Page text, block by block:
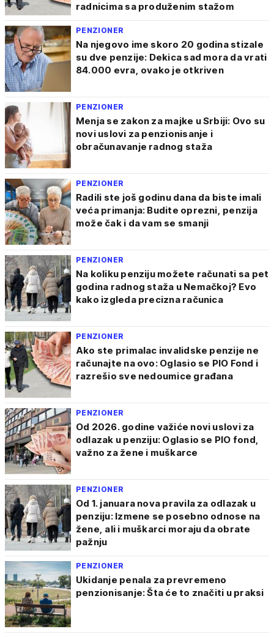
radnicima sa produženim stažom
PENZIONER
Na njegovo ime skoro 20 godina stizale
su dve penzije: Dekica sad mora da vrati
84.000 evra, ovako je otkriven
PENZIONER
Menja se zakon za majke u Srbiji: Ovo su
novi uslovi za penzionisanje i
obračunavanje radnog staža
PENZIONER
Radili ste još godinu dana da biste imali
veća primanja: Budite oprezni, penzija
može čak i da vam se smanji
PENZIONER
Na koliku penziju možete računati sa pet
godina radnog staža u Nemačkoj? Evo
kako izgleda precizna računica
PENZIONER
Ako ste primalac invalidske penzije ne
računajte na ovo: Oglasio se PIO Fond i
razrešio sve nedoumice građana
PENZIONER
Od 2026. godine važiće novi uslovi za
odlazak u penziju: Oglasio se PIO fond,
važno za žene i muškarce
PENZIONER
Od 1. januara nova pravila za odlazak u
penziju: Izmene se posebno odnose na
žene, ali i muškarci moraju da obrate
pažnju
PENZIONER
Ukidanje penala za prevremeno
penzionisanje: Šta će to značiti u praksi